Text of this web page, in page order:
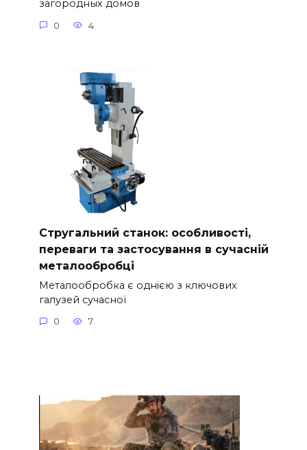
загородных домов
0 4
Стругальний станок: особливості,
переваги та застосування в сучасній
металообробці
Металообробка є однією з ключових
галузей сучасної
0 7